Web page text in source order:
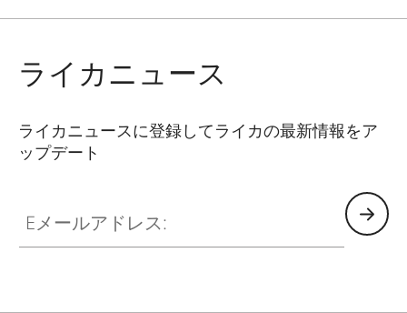
することができます。プロテクターには取り外し
ライカニュース
ライカニュースに登録してライカの最新情報をア
ップデート